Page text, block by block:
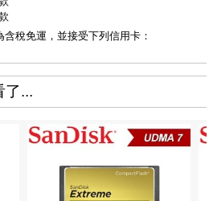
稅免運，並接受下列信用卡：
了...